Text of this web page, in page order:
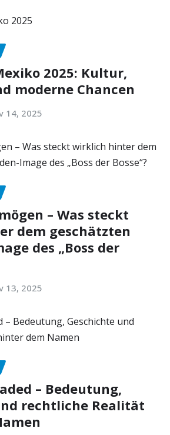
2025: Kultur,
moderne Chancen
14, 2025
– Was steckt
dem geschätzten
des „Boss der
13, 2025
– Bedeutung,
rechtliche Realität